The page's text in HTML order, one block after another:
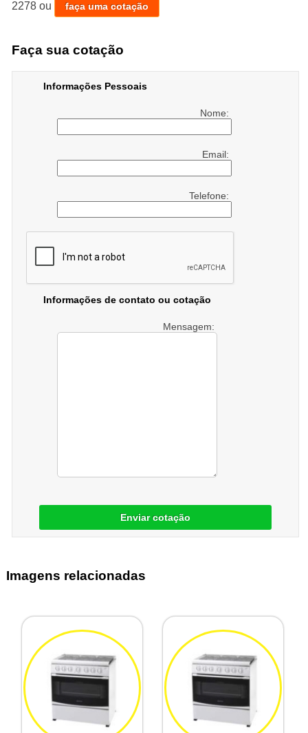
qualificados e experientes, o empreendimento entende a
confiança. Executamos nossos serviços de forma
excelente e qualificada. Com um atendimento diferenciado
e cuidadoso, teremos o prazer de sanar suas dúvidas. Por
isso, não deixe de entrar em contato para saber mais.
2278 ou faça uma cotação
Faça sua cotação
Informações Pessoais
Nome:
Email:
Telefone:
Informações de contato ou cotação
Mensagem:
Enviar cotação
Imagens relacionadas